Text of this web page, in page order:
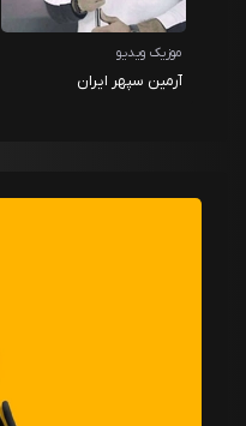
موزیک ویدیو
آرمین سپهر ایران